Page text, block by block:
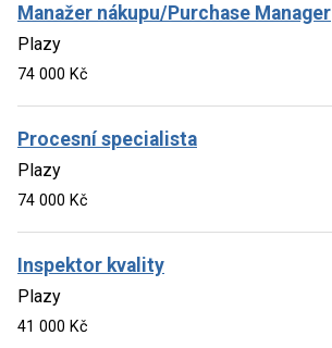
Manažer nákupu/Purchase Manager
Plazy
74 000 Kč
Procesní specialista
Plazy
74 000 Kč
Inspektor kvality
Plazy
41 000 Kč